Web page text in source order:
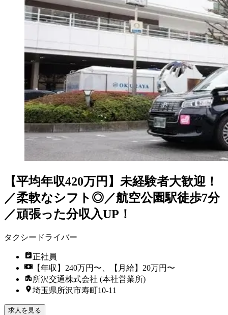
【平均年収420万円】未経験者大歓迎！
／柔軟なシフト◎／航空公園駅徒歩7分
／頑張った分収入UP！
タクシードライバー
正社員
【年収】240万円〜、【月給】20万円〜
所沢交通株式会社 (本社営業所)
埼玉県所沢市寿町10-11
求人を見る